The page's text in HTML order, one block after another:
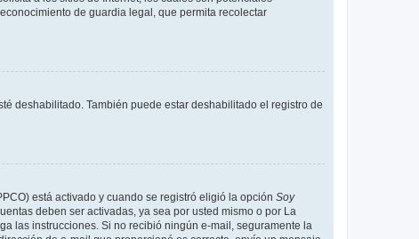
de guardia legal, que permita recolectar
deshabilitado. También puede estar deshabilitado el registro de
está activado y cuando se registró eligió la opción Soy
deben ser activadas, ya sea por usted mismo o por La
las instrucciones. Si no recibió ningún e-mail, seguramente la